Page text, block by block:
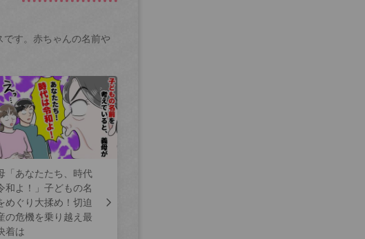
す。赤ちゃんの名前や
「あなたたち、時代
和よ！」子どもの名
めぐり大揉め！切迫
の危機を乗り越え最
着は